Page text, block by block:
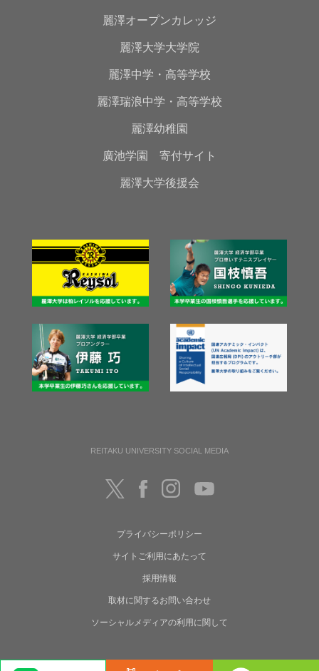
麗澤オープンカレッジ
麗澤大学大学院
麗澤中学・高等学校
麗澤瑞浪中学・高等学校
麗澤幼稚園
廣池学園 寄付サイト
麗澤大学後援会
REITAKU UNIVERSITY SOCIAL MEDIA
プライバシーポリシー
サイトご利用にあたって
採用情報
取材に関するお問い合わせ
ソーシャルメディアの利用に関して
Copyright(C) Reitaku University. All rights reserved.